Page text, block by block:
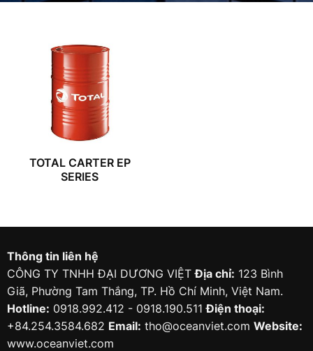
TOTAL CARTER EP
SERIES
Thông tin liên hệ
CÔNG TY TNHH ĐẠI DƯƠNG VIỆTĐịa chỉ: 123 Bình
Giã, Phường Tam Thắng, TP. Hồ Chí Minh, Việt Nam.
Hotline: 0918.992.412 - 0918.190.511Điện thoại:
+84.254.3584.682 Email: tho@oceanviet.com Website:
www.oceanviet.com